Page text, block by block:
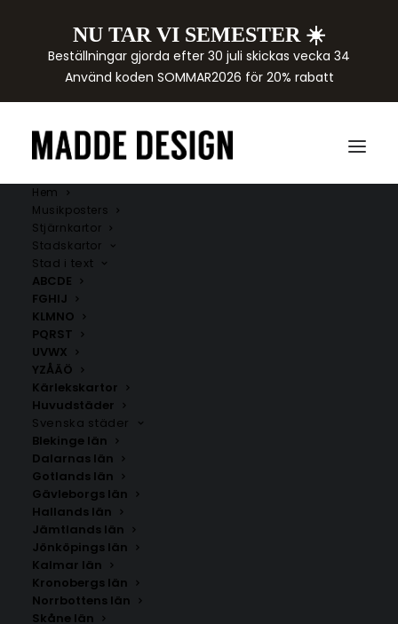
NU TAR VI SEMESTER ☀️
Beställningar gjorda efter 30 juli skickas vecka 34
Använd koden SOMMAR2026 för 20% rabatt
Hem
Musikposters
Stjärnkartor
Stadskartor
Stad i text
ABCDE
FGHIJ
KLMNO
PQRST
UVWX
YZÅÄÖ
Kärlekskartor
Huvudstäder
Svenska städer
Blekinge län
Dalarnas län
Gotlands län
Gävleborgs län
Hallands län
Jämtlands län
Jönköpings län
Kalmar län
Kronobergs län
Norrbottens län
Skåne län
ÅRE KOMMUN